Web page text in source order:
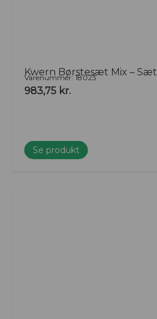
Kwern Børstesæt Mix – Sæt
Varenummer: 18023
983,75 kr.
Se produkt